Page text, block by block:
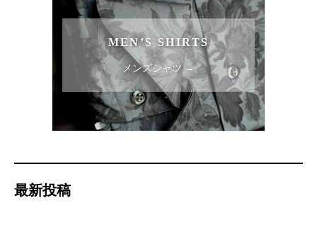
MEN’S SHIRTS
メンズシャツ →
最新投稿